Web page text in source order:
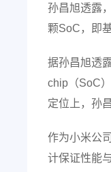
孙昌旭透露
颗SoC，即
据孙昌旭透
chip（SoC
定位上，孙
作为小米公
计保证性能